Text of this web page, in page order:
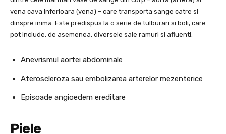
vena cava inferioara (vena) – care transporta sange catre si
dinspre inima. Este predispus la o serie de tulburari si boli, care
pot include, de asemenea, diversele sale ramuri si afluenti.
Anevrismul aortei abdominale
Ateroscleroza sau embolizarea arterelor mezenterice
Episoade angioedem ereditare
Piele